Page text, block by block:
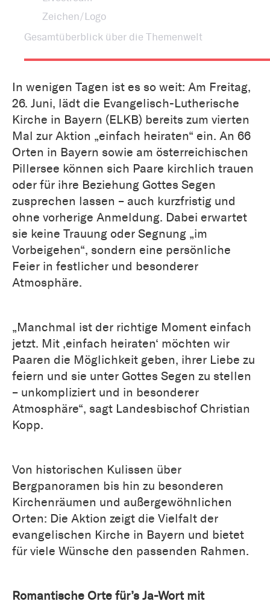
Zeichen/Logo
Gesamtüberblick über die Themenwelt
In wenigen Tagen ist es so weit: Am Freitag,
26. Juni, lädt die Evangelisch-Lutherische
Kirche in Bayern (ELKB) bereits zum vierten
Mal zur Aktion „einfach heiraten“ ein. An 66
Orten in Bayern sowie am österreichischen
Pillersee können sich Paare kirchlich trauen
oder für ihre Beziehung Gottes Segen
zusprechen lassen – auch kurzfristig und
ohne vorherige Anmeldung. Dabei erwartet
sie keine Trauung oder Segnung „im
Vorbeigehen“, sondern eine persönliche
Feier in festlicher und besonderer
Atmosphäre.
„Manchmal ist der richtige Moment einfach
jetzt. Mit ‚einfach heiraten‘ möchten wir
Paaren die Möglichkeit geben, ihrer Liebe zu
feiern und sie unter Gottes Segen zu stellen
– unkompliziert und in besonderer
Atmosphäre“, sagt Landesbischof Christian
Kopp.
Von historischen Kulissen über
Bergpanoramen bis hin zu besonderen
Kirchenräumen und außergewöhnlichen
Orten: Die Aktion zeigt die Vielfalt der
evangelischen Kirche in Bayern und bietet
für viele Wünsche den passenden Rahmen.
Romantische Orte für’s Ja-Wort mit